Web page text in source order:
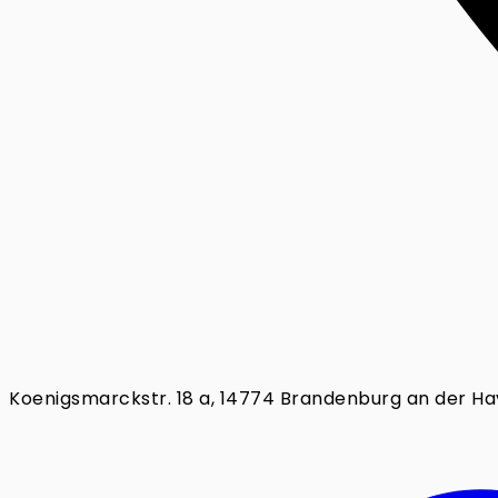
Koenigsmarckstr. 18 a, 14774 Brandenburg an der